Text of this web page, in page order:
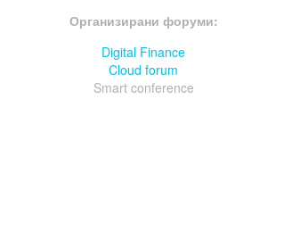
Организирани форуми:
Digital Finance
Cloud forum
Smart conference